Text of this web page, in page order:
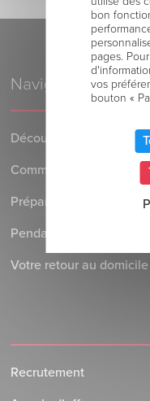
Navigation
Découvrez le Centre
Comment venir au
Préparer votre séjour à
Pendant votre séjour à
Votre retour au domicile
Recrutement
bon
pages.
vos
bouton «